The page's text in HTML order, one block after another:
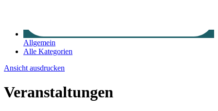
Allgemein
Alle Kategorien
Ansicht ausdrucken
Veranstaltungen